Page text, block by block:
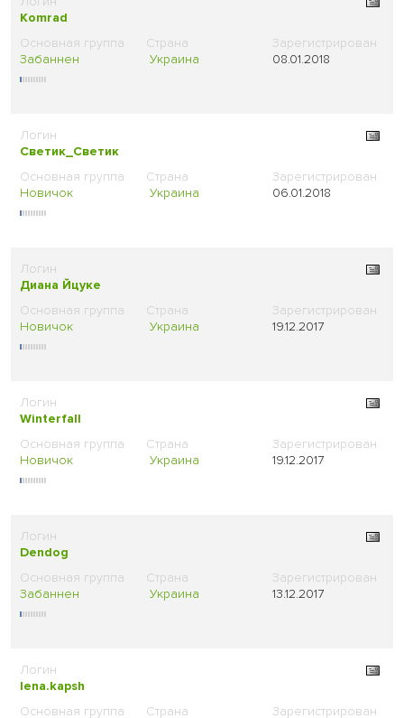
Komrad
Забаннен Украина 08.01.2018
Светик_Светик
Новичок Украина 06.01.2018
Диана Йцуке
Новичок Украина 19.12.2017
Winterfall
Новичок Украина 19.12.2017
Dendog
Забаннен Украина 13.12.2017
lena.kapsh